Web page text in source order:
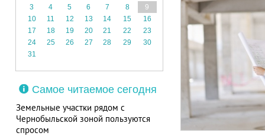
3
4 5 6 7 8
9
10
11 12 13 14 15
16
17
18 19 20 21 22
23
24
25 26 27 28 29
30
31
Самое читаемое сегодня
Земельные участки рядом с
Чернобыльской зоной пользуются
спросом